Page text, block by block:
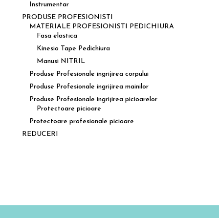
Instrumentar
PRODUSE PROFESIONISTI
MATERIALE PROFESIONISTI PEDICHIURA
Fasa elastica
Kinesio Tape Pedichiura
Manusi NITRIL
Produse Profesionale ingrijirea corpului
Produse Profesionale ingrijirea mainilor
Produse Profesionale ingrijirea picioarelor
Protectoare picioare
Protectoare profesionale picioare
REDUCERI